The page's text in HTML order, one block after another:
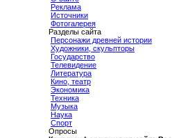
Реклама
Источники
Фотогалерея
Разделы сайта
Персонажи древней истории
Художники, скульпторы
Государство
Телевидение
Литература
Кино, театр
Экономика
Техника
Музыка
Наука
Спорт
Опросы